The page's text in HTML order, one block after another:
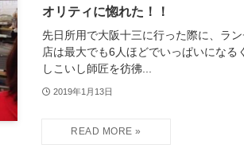
オリティに惚れた！！
先日所用で大阪十三に行った際に、ラ
店は最大でも6人ほどでいっぱいにな
しこいし師匠を彷彿...
2019年1月13日